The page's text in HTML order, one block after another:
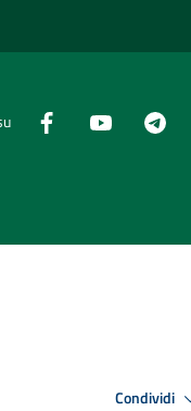
Condividi